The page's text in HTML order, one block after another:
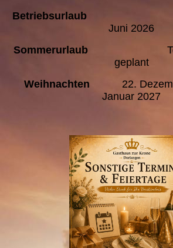
Betriebsurlaub25.
Juni 2026
SommerurlaubTermin
geplant
Weihnachten 22.
Januar 2027